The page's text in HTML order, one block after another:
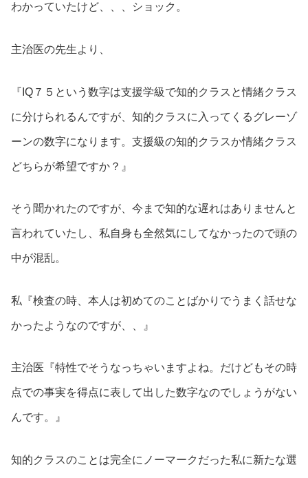
わかっていたけど、、、ショック。
主治医の先生より、
『IQ７５という数字は支援学級で知的クラスと情緒クラス
に分けられるんですが、知的クラスに入ってくるグレーゾ
ーンの数字になります。支援級の知的クラスか情緒クラス
どちらが希望ですか？』
そう聞かれたのですが、今まで知的な遅れはありませんと
言われていたし、私自身も全然気にしてなかったので頭の
中が混乱。
私『検査の時、本人は初めてのことばかりでうまく話せな
かったようなのですが、、』
主治医『特性でそうなっちゃいますよね。だけどもその時
点での事実を得点に表して出した数字なのでしょうがない
んです。』
知的クラスのことは完全にノーマークだった私に新たな選